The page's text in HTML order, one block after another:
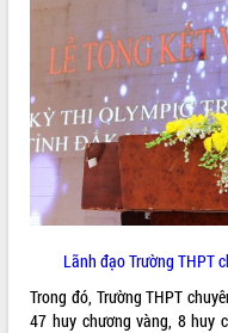
VIDEO
Lãnh đạo Trường THPT
Trong đó, Trường THPT
47 huy chương vàng, 8 huy